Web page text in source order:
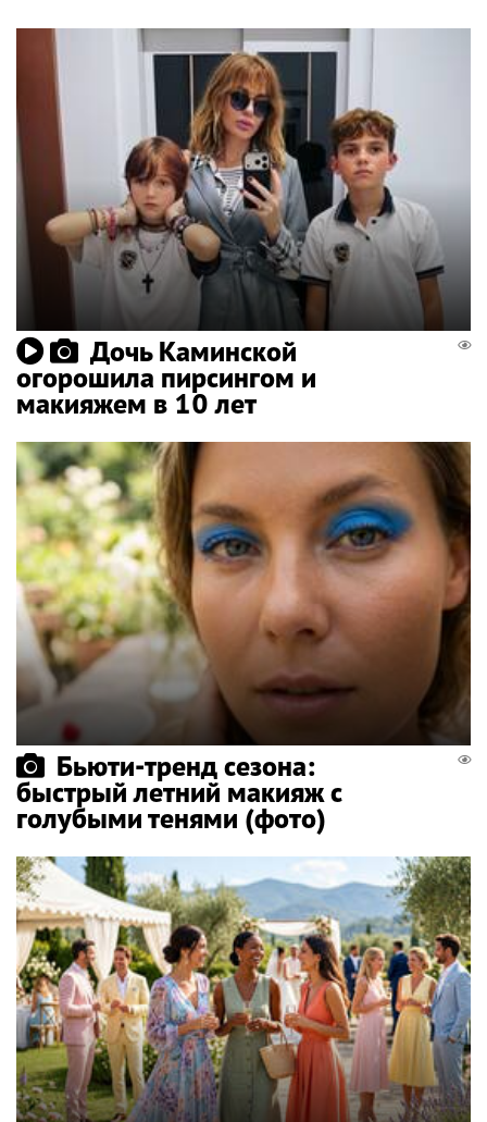
Дочь Каминской
огорошила пирсингом и
макияжем в 10 лет
Бьюти-тренд сезона:
быстрый летний макияж с
голубыми тенями (фото)